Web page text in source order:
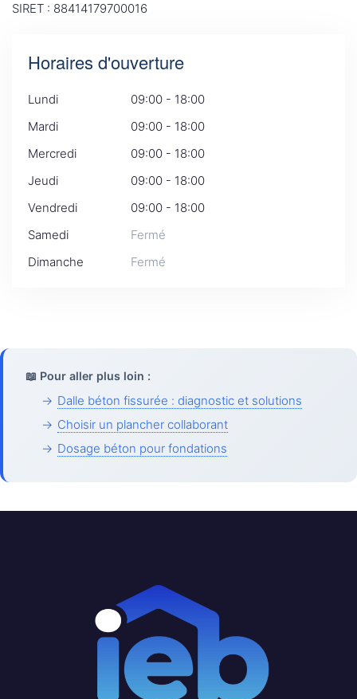
SIRET : 88414179700016
Horaires d'ouverture
Lundi
09:00 - 18:00
Mardi
09:00 - 18:00
Mercredi
09:00 - 18:00
Jeudi
09:00 - 18:00
Vendredi
09:00 - 18:00
Samedi
Fermé
Dimanche
Fermé
📖 Pour aller plus loin :
→ Dalle béton fissurée : diagnostic et solutions
→ Choisir un plancher collaborant
→ Dosage béton pour fondations